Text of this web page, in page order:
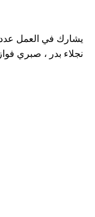
يشارك في العمل عدد
نجلاء بدر ، صبري فواز